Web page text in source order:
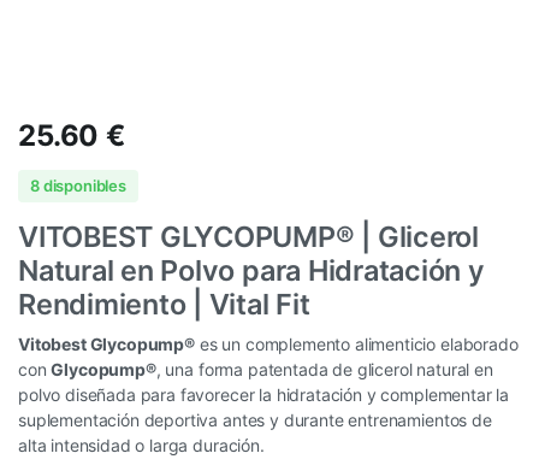
25.60€
8 disponibles
VITOBEST GLYCOPUMP® | Glicerol
Natural en Polvo para Hidratación y
Rendimiento | Vital Fit
Vitobest Glycopump®es un complemento alimenticio elaborado
conGlycopump®, una forma patentada de glicerol natural en
polvo diseñada para favorecer la hidratación y complementar la
suplementación deportiva antes y durante entrenamientos de
alta intensidad o larga duración.